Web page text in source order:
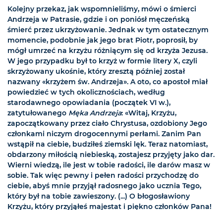
Kolejny przekaz, jak wspomnieliśmy, mówi o śmierci
Andrzeja w Patrasie, gdzie i on poniósł męczeńską
śmierć przez ukrzyżowanie. Jednak w tym ostatecznym
momencie, podobnie jak jego brat Piotr, poprosił, by
mógł umrzeć na krzyżu różniącym się od krzyża Jezusa.
W jego przypadku był to krzyż w formie litery X, czyli
skrzyżowany ukośnie, który zresztą później został
nazwany «krzyżem św. Andrzeja». A oto, co apostoł miał
powiedzieć w tych okolicznościach, według
starodawnego opowiadania (początek VI w.),
zatytułowanego Męka Andrzeja: «Witaj, Krzyżu,
zapoczątkowany przez ciało Chrystusa, ozdobiony Jego
członkami niczym drogocennymi perłami. Zanim Pan
wstąpił na ciebie, budziłeś ziemski lęk. Teraz natomiast,
obdarzony miłością niebieską, zostajesz przyjęty jako dar.
Wierni wiedzą, ile jest w tobie radości, ile darów masz w
sobie. Tak więc pewny i pełen radości przychodzę do
ciebie, abyś mnie przyjął radosnego jako ucznia Tego,
który był na tobie zawieszony. (...) O błogosławiony
Krzyżu, który przyjąłeś majestat i piękno członków Pana!